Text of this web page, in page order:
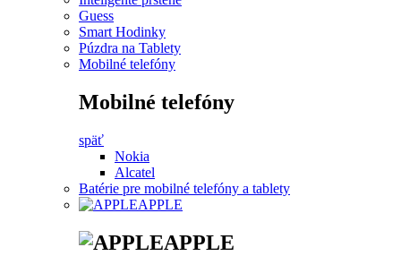
Guess
Smart Hodinky
Púzdra na Tablety
Mobilné telefóny
Mobilné telefóny
späť
Nokia
Alcatel
Batérie pre mobilné telefóny a tablety
APPLE
APPLE